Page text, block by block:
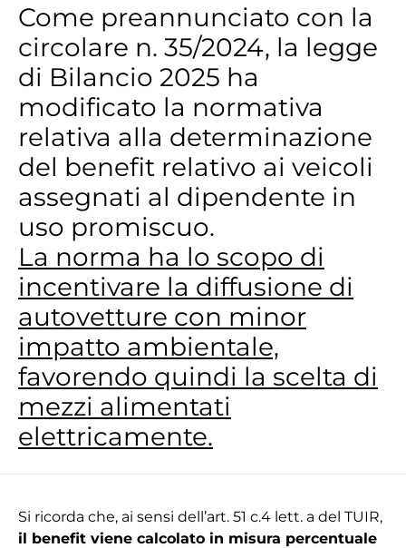
Come preannunciato con la
circolare n. 35/2024, la legge
di Bilancio 2025 ha
modificato la normativa
relativa alla determinazione
del benefit relativo ai veicoli
assegnati al dipendente in
uso promiscuo.
La norma ha lo scopo di
incentivare la diffusione di
autovetture con minor
impatto ambientale,
favorendo quindi la scelta di
mezzi alimentati
elettricamente.
Si ricorda che, ai sensi dell’art. 51 c.4 lett. a del TUIR,
il benefit viene calcolato in misura percentuale